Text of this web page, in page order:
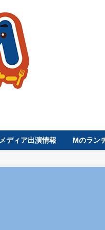
メディア出演情報 Mのラン